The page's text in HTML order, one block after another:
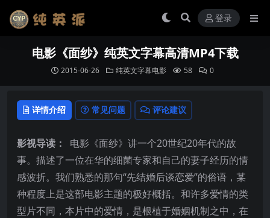
登录
电影《面纱》纯英文字幕高清MP4下载
2015-06-26 纯英文字幕电影 58 0
详情介绍 常见问题 评论建议
影视导读：
电影《面纱》讲一个20世纪20年代的故
事。描述了一位在华的细菌专家和自己的妻子经历的情
感波折。我们熟悉的那句“先结婚后谈恋爱”的俗语，某
种程度上是这部电影主题的极好概括。和许多爱情的类
型片不同，本片中的爱情，是根植于婚姻机制之中，在